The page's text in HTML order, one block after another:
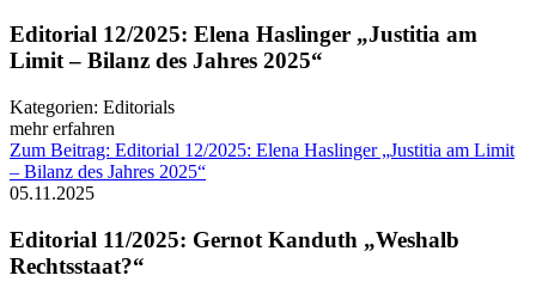
Editorial 12/2025: Elena Haslinger „Justitia am
Limit – Bilanz des Jahres 2025“
Kategorien: Editorials
mehr erfahren
Zum Beitrag: Editorial 12/2025: Elena Haslinger „Justitia am Limit
– Bilanz des Jahres 2025“
05.11.2025
Editorial 11/2025: Gernot Kanduth „Weshalb
Rechtsstaat?“